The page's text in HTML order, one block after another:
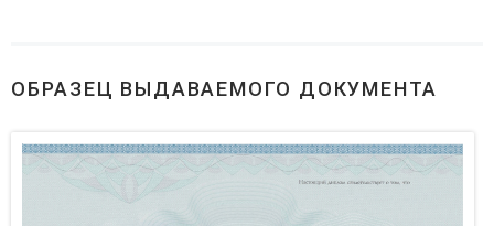
ОБРАЗЕЦ ВЫДАВАЕМОГО ДОКУМЕНТА